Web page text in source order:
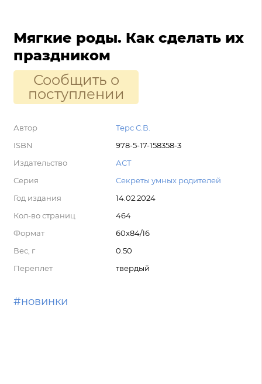
Мягкие роды. Как сделать их
праздником
Сообщить о
поступлении
Автор
Терс С.В.
ISBN
978-5-17-158358-3
Издательство
АСТ
Серия
Секреты умных родителей
Год издания
14.02.2024
Кол-во страниц
464
Формат
60x84/16
Вес, г
0.50
Переплет
твердый
#новинки